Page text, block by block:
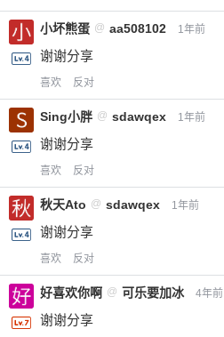
小坏熊蛋 @ aa508102 1年前
谢谢分享
喜欢 反对
Sing小胖 @ sdawqex 1年前
谢谢分享
喜欢 反对
秋天Ato @ sdawqex 1年前
谢谢分享
喜欢 反对
好喜欢你啊 @ 可乐要加冰 4年前
谢谢分享